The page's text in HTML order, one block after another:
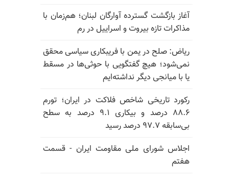
آغاز بازگشت گسترده آوارگان لبنان؛ هم‌زمان با
مذاکرات تازه بیروت و اسراییل در رم
ریاض: صلح در یمن با فریبکاری سیاسی محقق
نمی‌شود؛ هیچ گفتگویی با حوثی‌ها در مسقط
یا با میانجی دیگر نداشته‌ایم
رکورد تاریخی شاخص فلاکت در ایران؛ تورم
۸۸.۶ درصد و بیکاری ۹.۱ درصد به سطح
بی‌سابقه ۹۷.۷ درصد رسید
اجلاس شورای ملی مقاومت ایران - قسمت
هفتم